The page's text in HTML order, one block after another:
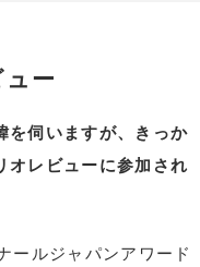
ー
伺いますが、きっか
オレビューに参加され
ールジャパンアワード